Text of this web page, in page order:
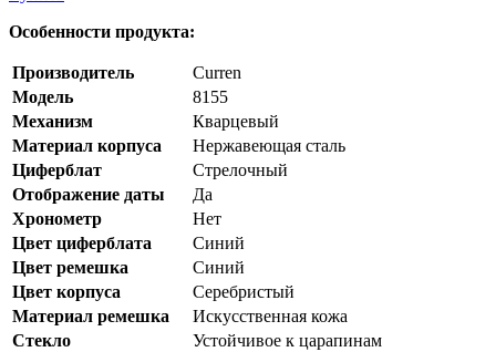
Особенности продукта:
Производитель
Curren
Модель
8155
Механизм
Кварцевый
Материал корпуса
Нержавеющая сталь
Циферблат
Стрелочный
Отображение даты
Да
Хронометр
Нет
Цвет циферблата
Синий
Цвет ремешка
Синий
Цвет корпуса
Серебристый
Материал ремешка
Искусственная кожа
Стекло
Устойчивое к царапинам